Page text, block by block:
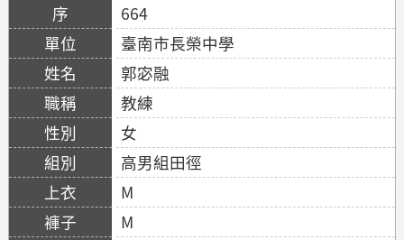
664
臺南市長榮中學
郭宓融
教練
女
高男組田徑
M
M